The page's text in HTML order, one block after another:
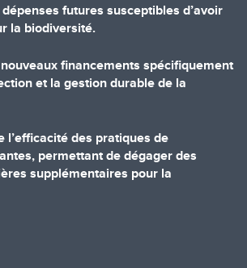
futures susceptibles d’avoir
la biodiversité.
financements spécifiquement
et la gestion durable de la
des pratiques de
permettant de dégager des
supplémentaires pour la